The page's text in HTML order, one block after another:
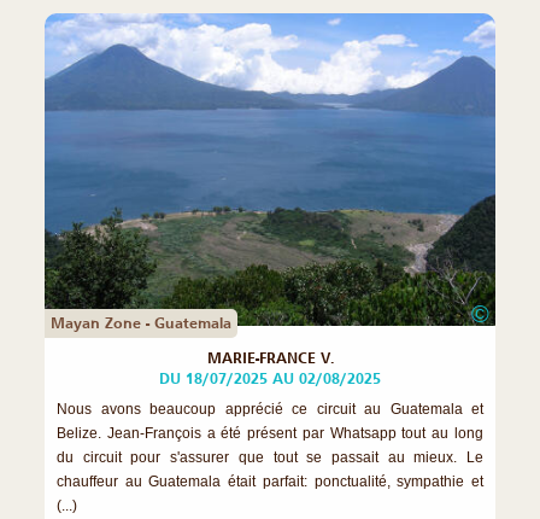
Mayan Zone - Guatemala ©
MARIE-FRANCE V.
DU 18/07/2025 AU 02/08/2025
Nous avons beaucoup apprécié ce circuit au Guatemala et
Belize. Jean-François a été présent par Whatsapp tout au long
du circuit pour s'assurer que tout se passait au mieux. Le
chauffeur au Guatemala était parfait: ponctualité, sympathie et
(...)